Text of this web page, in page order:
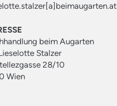
beim Augarten
Stalzer
28/10
Wien